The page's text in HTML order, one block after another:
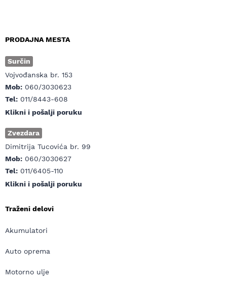
PRODAJNA MESTA
Surčin
Vojvođanska br. 153
Mob: 060/3030623
Tel: 011/8443-608
Klikni i pošalji poruku
Zvezdara
Dimitrija Tucovića br. 99
Mob: 060/3030627
Tel: 011/6405-110
Klikni i pošalji poruku
Traženi delovi
Akumulatori
Auto oprema
Motorno ulje